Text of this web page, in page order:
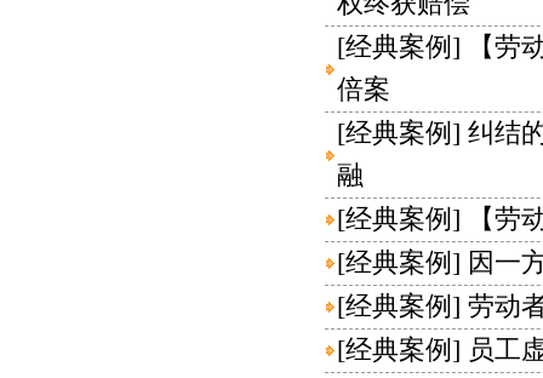
[经典案例 ]
【劳
倍案
[经典案例 ] 纠结
融
[经典案例 ]
【劳
[经典案例 ] 因一
[经典案例 ] 劳动
[经典案例 ] 员工